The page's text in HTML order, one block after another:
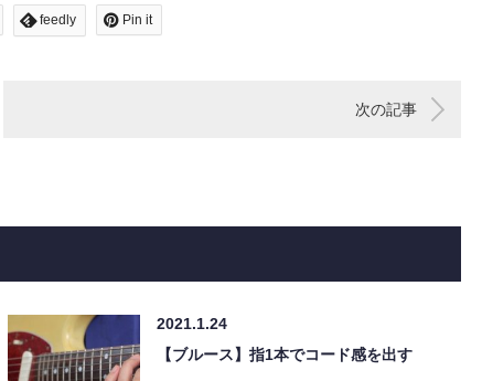
feedly Pin it
次の記事
2021.1.24
【ブルース】指1本でコード感を出す